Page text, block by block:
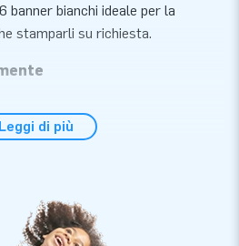
bianchi ideale per la
stamparli su richiesta.
Naturalmente la JB include il
2 anni di garanzia
Leggi di più